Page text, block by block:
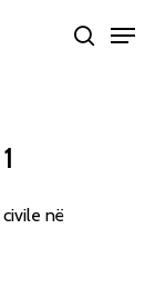
search
1
civile në